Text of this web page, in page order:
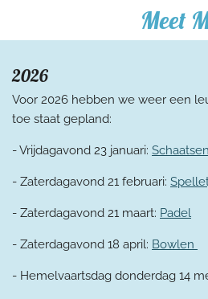
de
hoofdinhoud
Meet
2026
Voor 2026 hebben we weer een
toe staat gepland:
- Vrijdagavond 23 januari: Schaatsen
- Zaterdagavond 21 februari:
- Zaterdagavond 21 maart: Padel
- Zaterdagavond 18 april: Bowlen
- Hemelvaartsdag donderdag 14